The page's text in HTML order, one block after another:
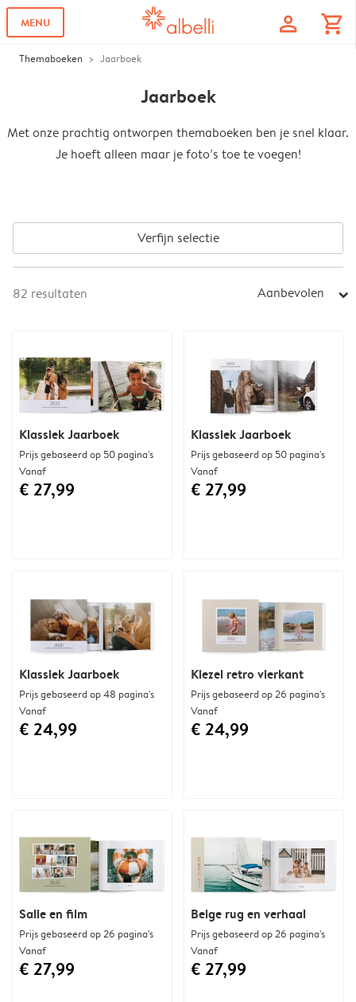
MENU profile shopping_cart
Themaboeken Jaarboek
Jaarboek
Met onze prachtig ontworpen themaboeken ben je snel klaar.
Je hoeft alleen maar je foto’s toe te voegen!
Verfijn selectie
82 resultaten Aanbevolen arrow_right
Klassiek Jaarboek
Prijs gebaseerd op 50 pagina's
Vanaf
€ 27,99
Klassiek Jaarboek
Prijs gebaseerd op 50 pagina's
Vanaf
€ 27,99
Klassiek Jaarboek
Prijs gebaseerd op 48 pagina's
Vanaf
€ 24,99
Salie en film
Prijs gebaseerd op 26 pagina's
Vanaf
€ 27,99
Kiezel retro vierkant
Prijs gebaseerd op 26 pagina's
Vanaf
€ 24,99
Beige rug en verhaal
Prijs gebaseerd op 26 pagina's
Vanaf
€ 27,99